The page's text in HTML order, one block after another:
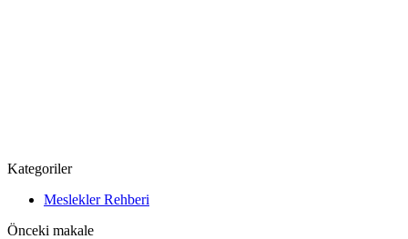
Kategoriler
Meslekler Rehberi
Önceki makale